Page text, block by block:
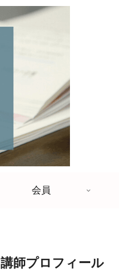
会員
講師プロフィール